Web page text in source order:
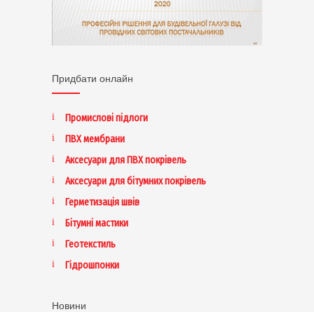
Придбати онлайн
Промислові підлоги
ПВХ мембрани
Аксесуари для ПВХ покрівель
Аксесуари для бітумних покрівель
Герметизація швів
Бітумні мастики
Геотекстиль
Гідрошпонки
Новини